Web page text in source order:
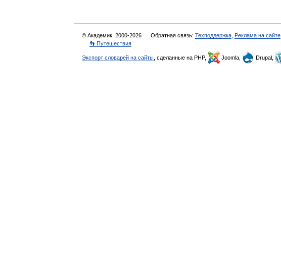
© Академик, 2000-2026 Обратная связь: Техподдержка Реклама на сайте
👣 Путешествия
Экспорт словарей на сайты , сделанные на PHP, Joomla, Drupal,